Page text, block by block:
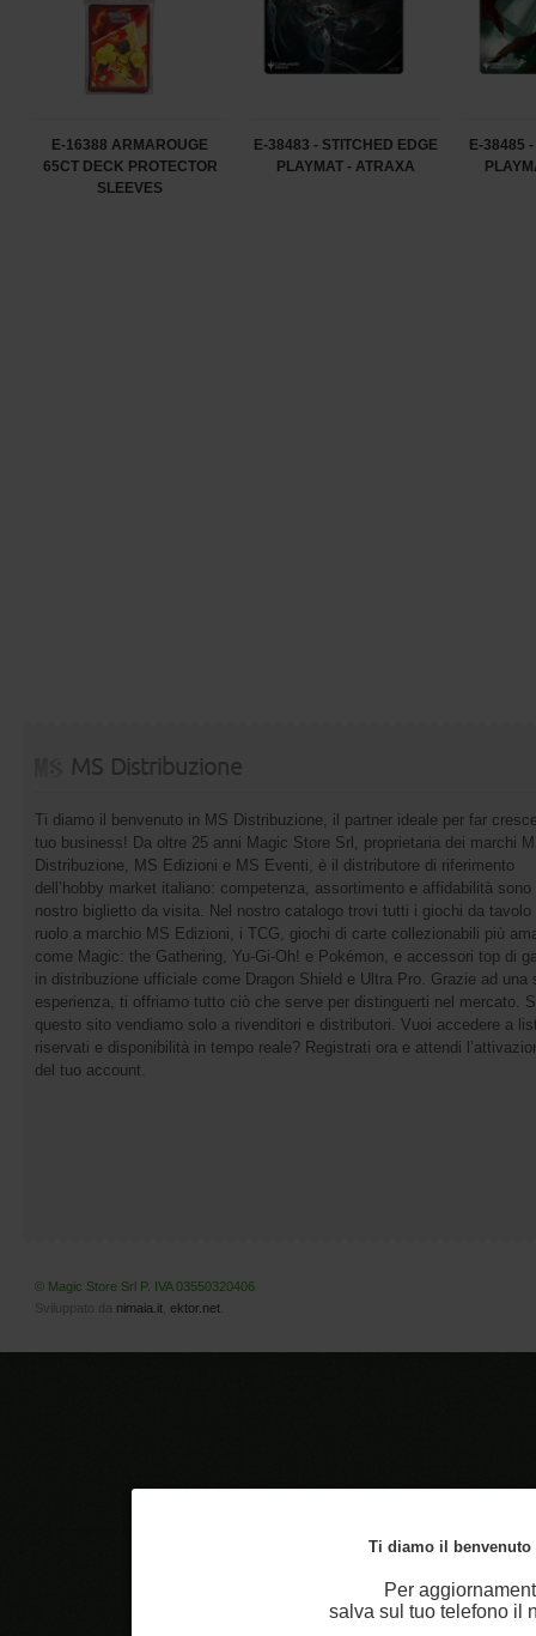
Ti diamo il
Per
salva sul tuo telefono il
E-16388 ARMAROUGE
65CT DECK PROTECTOR
SLEEVES
E-38483 - STITCHED EDGE
PLAYMAT - ATRAXA
E-38485
MS Distribuzione
Ti diamo il benvenuto in MS Distribuzione, il partner ideale per far
tuo business! Da oltre 25 anni Magic Store Srl, proprietaria dei marchi
Distribuzione, MS Edizioni e MS Eventi, è il distributore di riferimento
dell’hobby market italiano: competenza, assortimento e affidabilità sono
nostro biglietto da visita. Nel nostro catalogo trovi tutti i giochi da tavolo
ruolo a marchio MS Edizioni, i TCG, giochi di carte collezionabili più
come Magic: the Gathering, Yu-Gi-Oh! e Pokémon, e accessori top di
in distribuzione ufficiale come Dragon Shield e Ultra Pro. Grazie ad una
esperienza, ti offriamo tutto ciò che serve per distinguerti nel mercato.
questo sito vendiamo solo a rivenditori e distributori. Vuoi accedere a
riservati e disponibilità in tempo reale? Registrati ora e attendi
del tuo account.
© Magic Store Srl P. IVA 03550320406
Sviluppato da nimaia.it ektor.net